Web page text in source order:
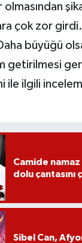
olmasından
çok zor girdi.
büyüğü
getirilmesi
ile ilgili
Camide namaz
dolu çantasını
Sibel Can,